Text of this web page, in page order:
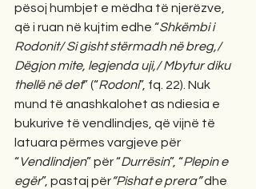
pësoj humbjet e mëdha të njerëzve,
që i ruan në kujtim edhe “Shkëmbi i
Rodonit/ Si gisht stërmadh në breg,/
Dëgjon mite, legjenda uji,/ Mbytur diku
thellë në det” (“Rodoni”, fq. 22). Nuk
mund të anashkalohet as ndiesia e
bukurive të vendlindjes, që vijnë të
latuara përmes vargjeve për
“Vendlindjen” për “Durrësin”, “Plepin e
egër”, pastaj për“Pishat e prera” dhe